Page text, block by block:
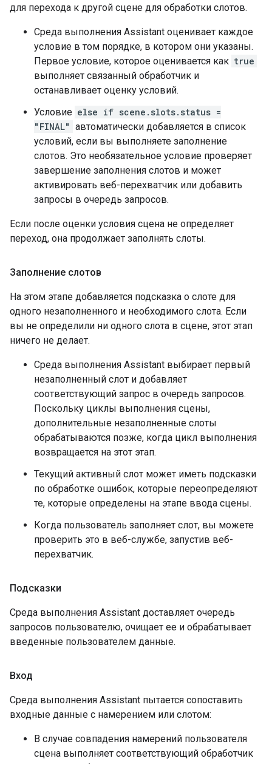
для перехода к другой сцене для обработки слотов.
Среда выполнения Assistant оценивает каждое
условие в том порядке, в котором они указаны.
Первое условие, которое оценивается как true
выполняет связанный обработчик и
останавливает оценку условий.
Условие else if scene.slots.status =
"FINAL" автоматически добавляется в список
условий, если вы выполняете заполнение
слотов. Это необязательное условие проверяет
завершение заполнения слотов и может
активировать веб-перехватчик или добавить
запросы в очередь запросов.
Если после оценки условия сцена не определяет
переход, она продолжает заполнять слоты.
Заполнение слотов
На этом этапе добавляется подсказка о слоте для
одного незаполненного и необходимого слота. Если
вы не определили ни одного слота в сцене, этот этап
ничего не делает.
Среда выполнения Assistant выбирает первый
незаполненный слот и добавляет
соответствующий запрос в очередь запросов.
Поскольку циклы выполнения сцены,
дополнительные незаполненные слоты
обрабатываются позже, когда цикл выполнения
возвращается на этот этап.
Текущий активный слот может иметь подсказки
по обработке ошибок, которые переопределяют
те, которые определены на этапе ввода сцены.
Когда пользователь заполняет слот, вы можете
проверить это в веб-службе, запустив веб-
перехватчик.
Подсказки
Среда выполнения Assistant доставляет очередь
запросов пользователю, очищает ее и обрабатывает
введенные пользователем данные.
Вход
Среда выполнения Assistant пытается сопоставить
входные данные с намерением или слотом:
В случае совпадения намерений пользователя
сцена выполняет соответствующий обработчик